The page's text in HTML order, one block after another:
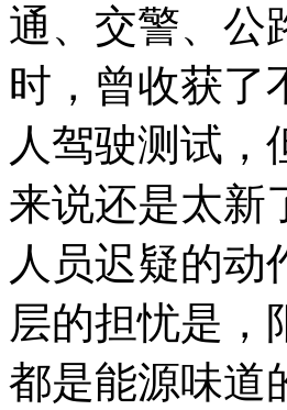
通、交警、公
时，曾收获了
人驾驶测试，
来说还是太新
人员迟疑的动
层的担忧是，
都是能源味道